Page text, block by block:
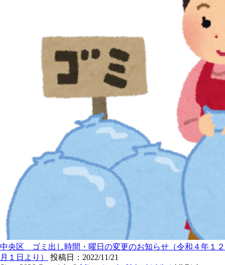
中央区 ゴミ出し時間・曜日の変更のお知らせ（令和４年１２
月１日より）
投稿日：2022/11/21